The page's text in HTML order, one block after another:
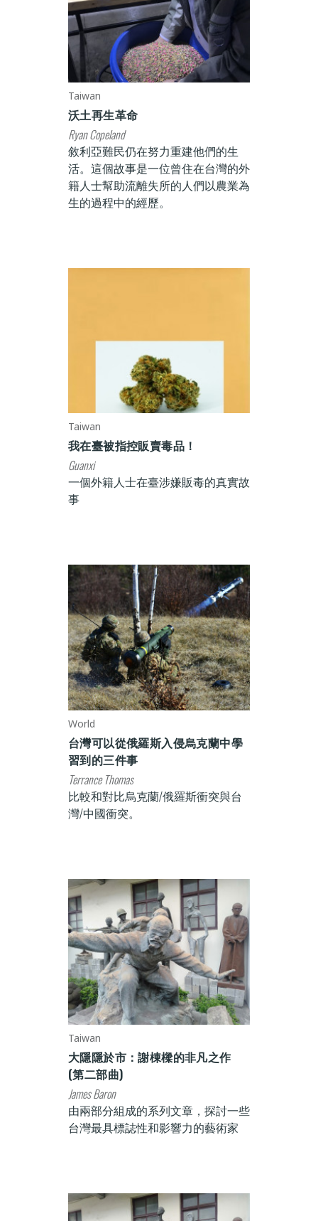
Taiwan
沃土再生革命
Ryan Copeland
敘利亞難民仍在努力重建他們的生
活。這個故事是一位曾住在台灣的外
籍人士幫助流離失所的人們以農業為
生的過程中的經歷。
Taiwan
我在臺被指控販賣毒品！
Guanxi
一個外籍人士在臺涉嫌販毒的真實故
事
World
台灣可以從俄羅斯入侵烏克蘭中學
習到的三件事
Terrance Thomas
比較和對比烏克蘭/俄羅斯衝突與台
灣/中國衝突。
Taiwan
大隱隱於市：謝棟樑的非凡之作
(第二部曲)
James Baron
由兩部分組成的系列文章，探討一些
台灣最具標誌性和影響力的藝術家